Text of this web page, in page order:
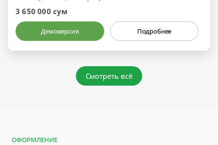
3 650 000 сум
Демоверсия Подробнее
Смотреть всё
ОФОРМЛЕНИЕ